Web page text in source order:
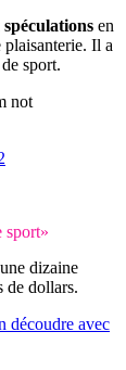
en
Il a
sport.
not
sport»
dizaine
de dollars.
découdre avec